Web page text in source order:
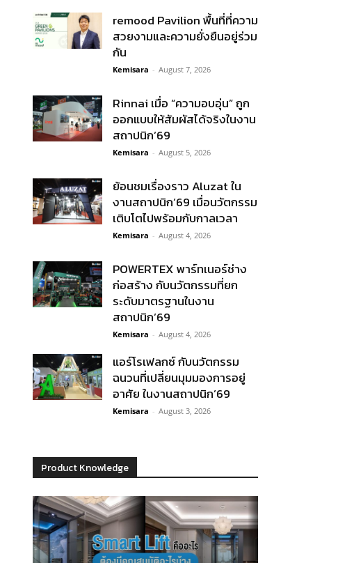
remood Pavilion พื้นที่ที่ความ
สวยงามและความยั่งยืนอยู่ร่วม
กัน
Kemisara - August 7, 2026
Rinnai เมื่อ “ความอบอุ่น” ถูก
ออกแบบให้สัมผัสได้จริงในงาน
สถาปนิก’69
Kemisara - August 5, 2026
ย้อนชมเรื่องราว Aluzat ใน
งานสถาปนิก’69 เมื่อนวัตกรรม
เติบโตไปพร้อมกับกาลเวลา
Kemisara - August 4, 2026
POWERTEX พาร์ทเนอร์ช่าง
ก่อสร้าง กับนวัตกรรมที่ยก
ระดับมาตรฐานในงาน
สถาปนิก’69
Kemisara - August 4, 2026
แอร์โรเฟลกซ์ กับนวัตกรรม
ฉนวนที่เปลี่ยนมุมมองการอยู่
อาศัย ในงานสถาปนิก’69
Kemisara - August 3, 2026
Product Knowledge